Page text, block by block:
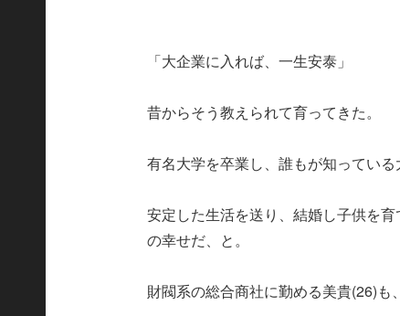
「大企業に入れば、一生安泰」
昔からそう教えられて育ってきた。
有名大学を卒業し、誰もが知っている
安定した生活を送り、結婚し子供を
の幸せだ、と。
財閥系の総合商社に勤める美貴(26)も